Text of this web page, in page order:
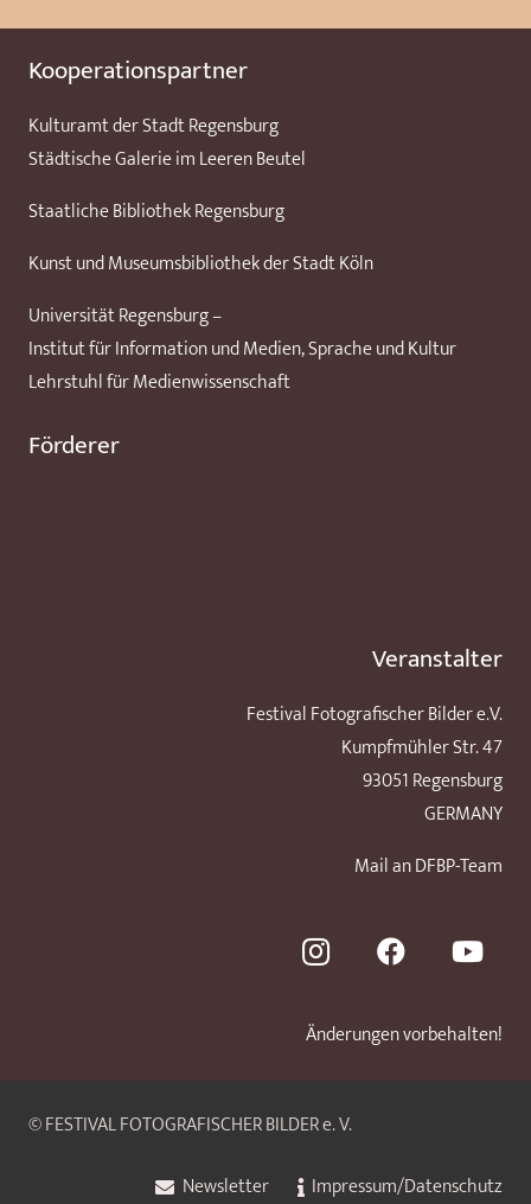
Kooperationspartner
Kulturamt der Stadt Regensburg
Städtische Galerie im Leeren Beutel
Staatliche Bibliothek Regensburg
Kunst und Museumsbibliothek der Stadt Köln
Universität Regensburg –
Institut für Information und Medien, Sprache und Kultur
Lehrstuhl für Medienwissenschaft
Förderer
Veranstalter
Festival Fotografischer Bilder e.V.
Kumpfmühler Str. 47
93051 Regensburg
GERMANY
Mail an DFBP-Team
Änderungen vorbehalten!
© FESTIVAL FOTOGRAFISCHER BILDER e. V.
Newsletter
Impressum/Datenschutz